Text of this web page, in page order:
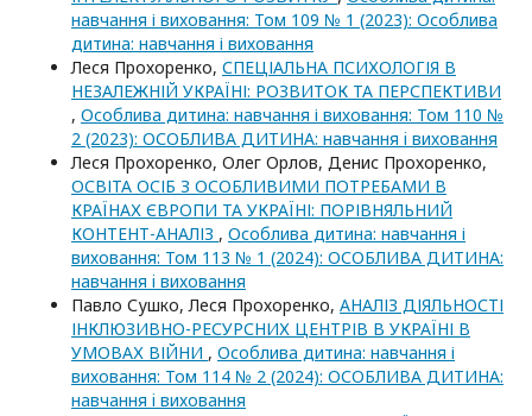
навчання і виховання: Том 109 № 1 (2023): Особлива
дитина: навчання і виховання
Леся Прохоренко, СПЕЦІАЛЬНА ПСИХОЛОГІЯ В
НЕЗАЛЕЖНІЙ УКРАЇНІ: РОЗВИТОК ТА ПЕРСПЕКТИВИ
, Особлива дитина: навчання і виховання: Том 110 №
2 (2023): ОСОБЛИВА ДИТИНА: навчання i виховання
Леся Прохоренко, Олег Орлов, Денис Прохоренко,
ОСВІТА ОСІБ З ОСОБЛИВИМИ ПОТРЕБАМИ В
КРАЇНАХ ЄВРОПИ ТА УКРАЇНІ: ПОРІВНЯЛЬНИЙ
КОНТЕНТ-АНАЛІЗ , Особлива дитина: навчання і
виховання: Том 113 № 1 (2024): ОСОБЛИВА ДИТИНА:
навчання i виховання
Павло Сушко, Леся Прохоренко, АНАЛІЗ ДІЯЛЬНОСТІ
ІНКЛЮЗИВНО-РЕСУРСНИХ ЦЕНТРІВ В УКРАЇНІ В
УМОВАХ ВІЙНИ , Особлива дитина: навчання і
виховання: Том 114 № 2 (2024): ОСОБЛИВА ДИТИНА:
навчання i виховання